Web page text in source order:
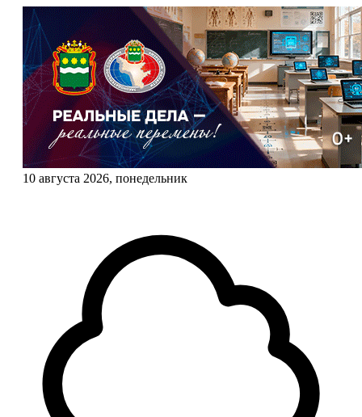
10 августа 2026, понедельник